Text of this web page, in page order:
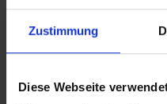
Zustimmung
Diese Webseite
Schlösser